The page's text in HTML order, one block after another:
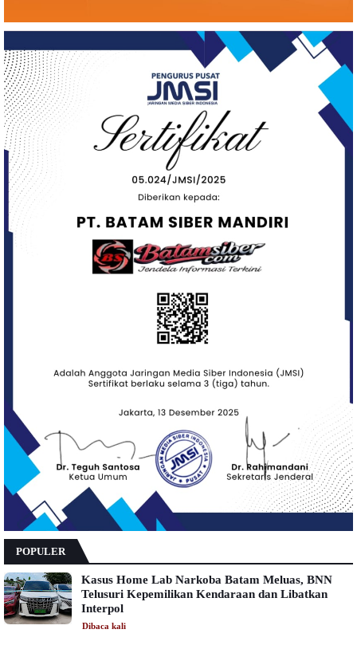
POPULER
Kasus Home Lab Narkoba Batam Meluas, BNN
Telusuri Kepemilikan Kendaraan dan Libatkan
Interpol
Dibaca kali